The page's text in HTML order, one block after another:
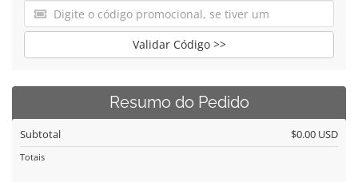
Validar Código >>
Resumo do Pedido
Subtotal $0.00 USD
Totais